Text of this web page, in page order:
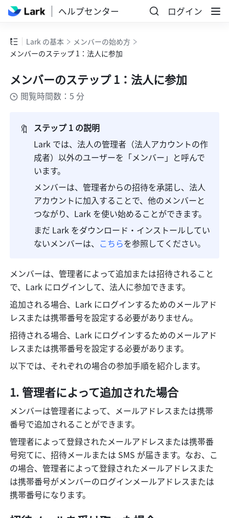
ヘルプセンター ログイン
Lark の基本
メンバーの始め方
メンバーのステップ 1：法人に参加
メンバーのステップ 1：法人に参加
閲覧時間数：5 分
🔖
ステップ 1 の説明
Lark では、法人の管理者（法人アカウントの作
成者）以外のユーザーを「メンバー」と呼んで
います。
メンバーは、管理者からの招待を承諾し、法人
アカウントに加入することで、他のメンバーと
つながり、Lark を使い始めることができます。
まだ Lark をダウンロード・インストールしてい
ないメンバーは、 こちらを参照してください。
メンバーは、管理者によって追加または招待されること
で、Lark にログインして、法人に参加できます。
追加される場合、Lark にログインするためのメールアド
レスまたは携帯番号を設定する必要がありません。
招待される場合、Lark にログインするためのメールアド
レスまたは携帯番号を設定する必要があります。
以下では、それぞれの場合の参加手順を紹介します。
管理者によって追加された場合
メンバーは管理者によって、メールアドレスまたは携帯
番号で追加されることができます。
管理者によって登録されたメールアドレスまたは携帯番
号宛てに、招待メールまたは SMS が届きます。なお、こ
の場合、管理者によって登録されたメールアドレスまた
は携帯番号がメンバーのログインメールアドレスまたは
携帯番号になります。